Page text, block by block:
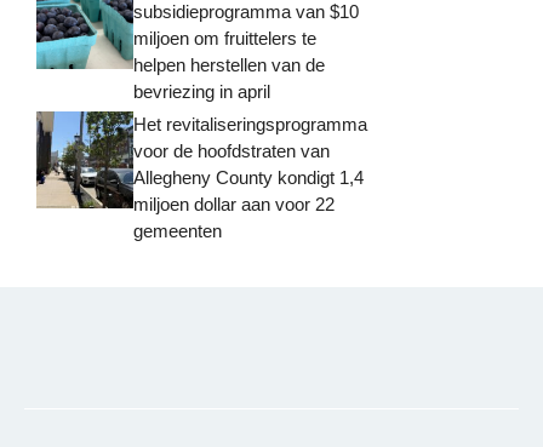
subsidieprogramma van $10
miljoen om fruittelers te
helpen herstellen van de
bevriezing in april
Het revitaliseringsprogramma
voor de hoofdstraten van
Allegheny County kondigt 1,4
miljoen dollar aan voor 22
gemeenten